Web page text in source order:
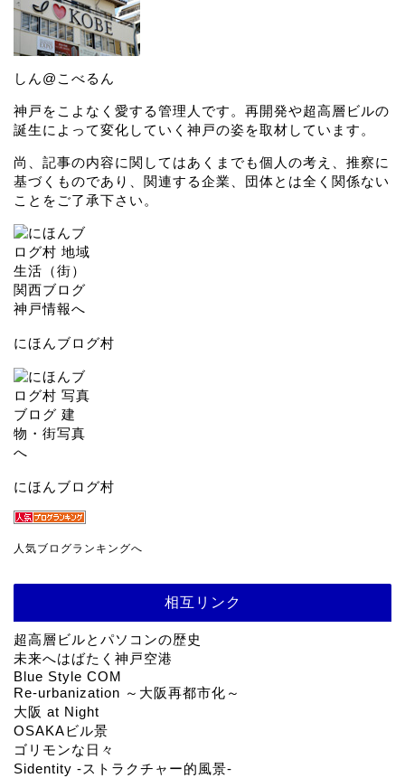
しん@こべるん
神戸をこよなく愛する管理人です。再開発や超高層ビルの
誕生によって変化していく神戸の姿を取材しています。
尚、記事の内容に関してはあくまでも個人の考え、推察に
基づくものであり、関連する企業、団体とは全く関係ない
ことをご了承下さい。
にほんブログ村
にほんブログ村
人気ブログランキングへ
相互リンク
超高層ビルとパソコンの歴史
未来へはばたく神戸空港
Blue Style COM
Re-urbanization ～大阪再都市化～
大阪 at Night
OSAKAビル景
ゴリモンな日々
Sidentity -ストラクチャー的風景-